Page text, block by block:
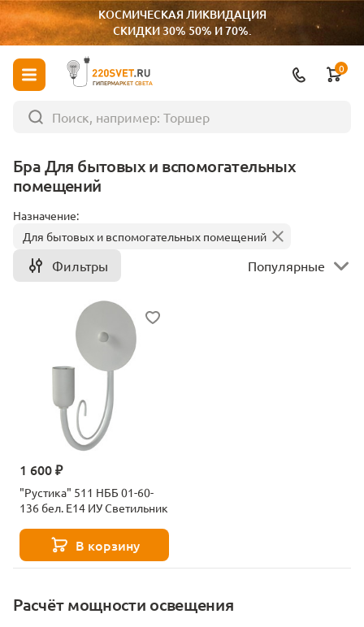
КОСМИЧЕСКАЯ ЛИКВИДАЦИЯ
СКИДКИ 30% 50% И 70%.
ГИПЕРМАРКЕТ СВЕТА
0
Бра Для бытовых и вспомогательных
помещений
Расчёт мощности освещения
Назначение:
Для бытовых и вспомогательных помещений
Фильтры Популярные
1 600 ₽
"Рустика" 511 НББ 01-60-
136 бел. Е14 ИУ Светильник
В корзину